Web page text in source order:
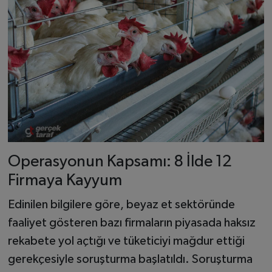
Operasyonun Kapsamı: 8 İlde 12
Firmaya Kayyum
Edinilen bilgilere göre, beyaz et sektöründe
faaliyet gösteren bazı firmaların piyasada haksız
rekabete yol açtığı ve tüketiciyi mağdur ettiği
gerekçesiyle soruşturma başlatıldı. Soruşturma